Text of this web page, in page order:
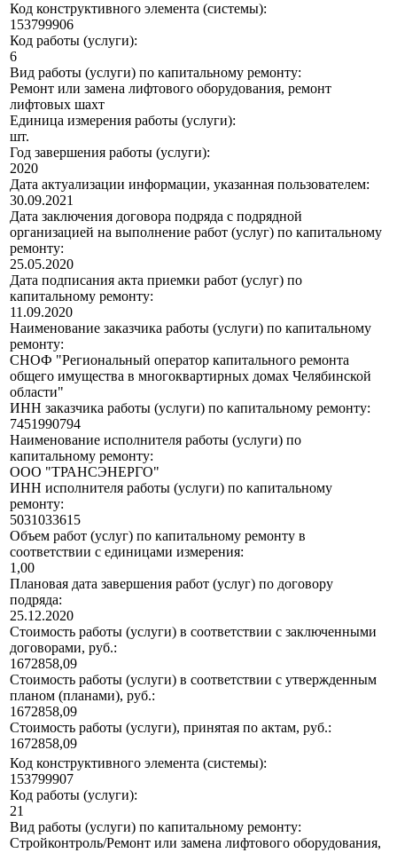
Код конструктивного элемента (системы):
153799906
Код работы (услуги):
6
Вид работы (услуги) по капитальному ремонту:
Ремонт или замена лифтового оборудования, ремонт
лифтовых шахт
Единица измерения работы (услуги):
шт.
Год завершения работы (услуги):
2020
Дата актуализации информации, указанная пользователем:
30.09.2021
Дата заключения договора подряда с подрядной
организацией на выполнение работ (услуг) по капитальному
ремонту:
25.05.2020
Дата подписания акта приемки работ (услуг) по
капитальному ремонту:
11.09.2020
Наименование заказчика работы (услуги) по капитальному
ремонту:
СНОФ "Региональный оператор капитального ремонта
общего имущества в многоквартирных домах Челябинской
области"
ИНН заказчика работы (услуги) по капитальному ремонту:
7451990794
Наименование исполнителя работы (услуги) по
капитальному ремонту:
ООО "ТРАНСЭНЕРГО"
ИНН исполнителя работы (услуги) по капитальному
ремонту:
5031033615
Объем работ (услуг) по капитальному ремонту в
соответствии с единицами измерения:
1,00
Плановая дата завершения работ (услуг) по договору
подряда:
25.12.2020
Стоимость работы (услуги) в соответствии с заключенными
договорами, руб.:
1672858,09
Стоимость работы (услуги) в соответствии с утвержденным
планом (планами), руб.:
1672858,09
Стоимость работы (услуги), принятая по актам, руб.:
1672858,09
Код конструктивного элемента (системы):
153799907
Код работы (услуги):
21
Вид работы (услуги) по капитальному ремонту:
Стройконтроль/Ремонт или замена лифтового оборудования,